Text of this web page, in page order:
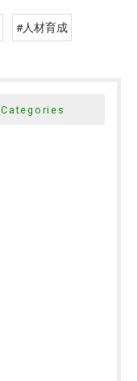
#人材育成
Categories